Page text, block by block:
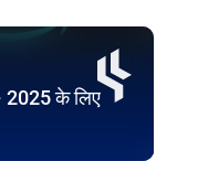
के लिए